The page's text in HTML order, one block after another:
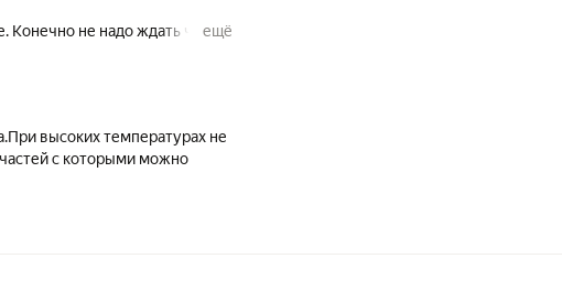
Конечно не надо ждать чуда и
водостойкий материал.
ещё
высоких температурах не
с которыми можно